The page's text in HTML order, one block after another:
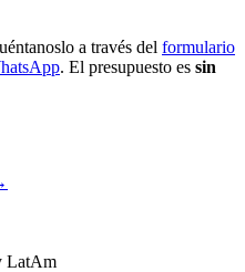
a través del formulario
. El presupuesto es sin
LatAm